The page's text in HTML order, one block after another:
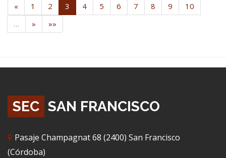
« 1 2 3 4 5 6 7 8 9
10
…
» »»
SEC SAN FRANCISCO
Pasaje Champagnat 68 (2400) San Francisco
(Córdoba)